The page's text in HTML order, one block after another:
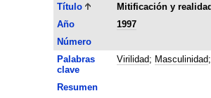
Título
Mitificación y
Año
1997
Número
Palabras
clave
Virilidad; Masculinidad;
Resumen